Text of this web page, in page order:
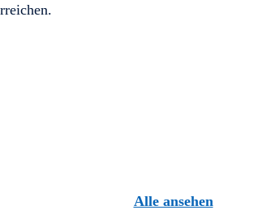
Alle ansehen